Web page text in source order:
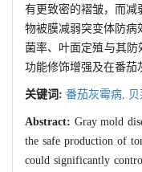
有更致密的褶皱，而减
物被膜减弱突变体防病
菌率、叶面定殖与其
功能修饰增强及在番茄
关键词: 番茄灰霉病,
Abstract: Gray mold
the safe production of
could significantly